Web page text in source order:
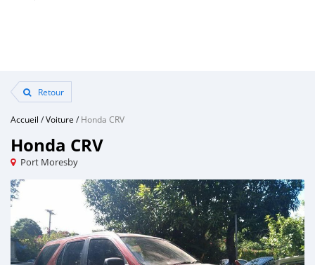
Retour
Accueil /Voiture /Honda CRV
Honda CRV
Port Moresby